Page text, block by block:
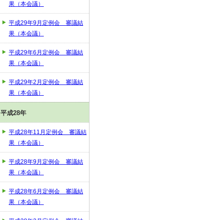
果（本会議）
平成29年9月定例会 審議結
果（本会議）
平成29年6月定例会 審議結
果（本会議）
平成29年2月定例会 審議結
果（本会議）
平成28年
平成28年11月定例会 審議結
果（本会議）
平成28年9月定例会 審議結
果（本会議）
平成28年6月定例会 審議結
果（本会議）